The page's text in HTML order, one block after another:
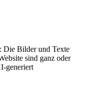
Die Bilder und Texte
sind ganz oder
generiert